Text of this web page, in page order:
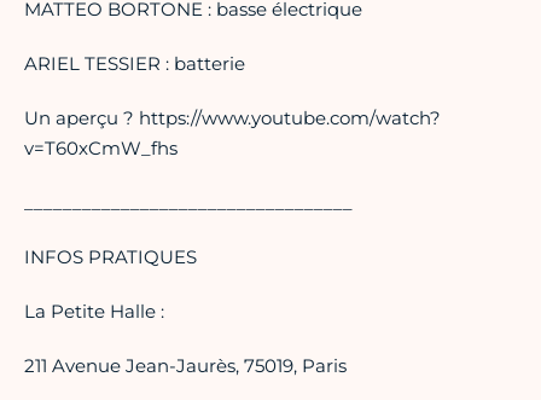
MATTEO BORTONE : basse électrique
ARIEL TESSIER : batterie
Un aperçu ? https://www.youtube.com/watch?
v=T60xCmW_fhs
INFOS PRATIQUES
La Petite Halle :
211 Avenue Jean-Jaurès, 75019, Paris